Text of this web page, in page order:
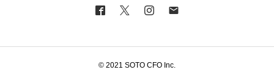
© 2021 SOTO CFO Inc.